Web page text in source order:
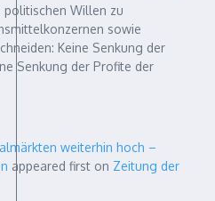
politischen Willen zu
sowie
Keine Senkung der
Senkung der Profite der
weiterhin hoch –
appeared first on Zeitung der